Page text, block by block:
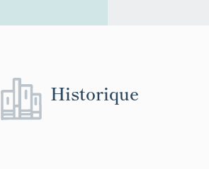
Historique